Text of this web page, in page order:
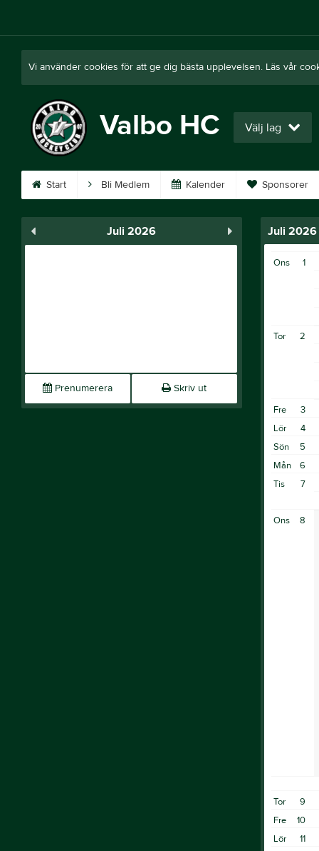
Vi använder cookies för att ge dig bästa upplevelsen. Läs vår
Valbo HC Välj lag
Start Bli Medlem Kalender Sponsorer
Juli 2026
Prenumerera Skriv ut
Juli 2026
1
Ons
2
Tor
3
Fre
4
Lör
5
Sön
6
Mån
7
Tis
8
Ons
9
Tor
10
Fre
11
Lör